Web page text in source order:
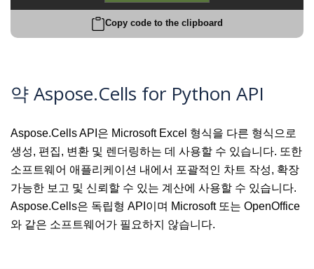
Copy code to the clipboard
약 Aspose.Cells for Python API
Aspose.Cells API은 Microsoft Excel 형식을 다른 형식으로
생성, 편집, 변환 및 렌더링하는 데 사용할 수 있습니다. 또한
소프트웨어 애플리케이션 내에서 포괄적인 차트 작성, 확장
가능한 보고 및 신뢰할 수 있는 계산에 사용할 수 있습니다.
Aspose.Cells은 독립형 API이며 Microsoft 또는 OpenOffice
와 같은 소프트웨어가 필요하지 않습니다.